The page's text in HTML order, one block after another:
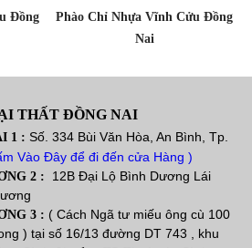
Đồng
Phào Chỉ Nhựa Vĩnh Cửu Đồng
Nai
THẤT ĐỒNG NAI
1 :Số. 334 Bùi Văn Hòa, An Bình, Tp.
Vào Đây để đi đến cửa Hàng )
2 :
12B Đại Lộ Bình Dương Lái
3 : ( Cách Ngã tư miếu ông cù 100
) tại số 16/13 đường DT 743 , khu